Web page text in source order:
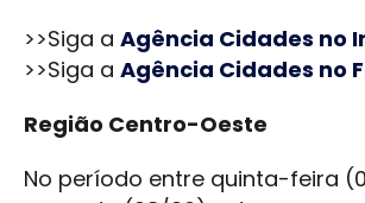
>>Siga a Agência Cidades no
>>Siga a Agência Cidades no
Região Centro-Oeste
No período entre quinta-feira